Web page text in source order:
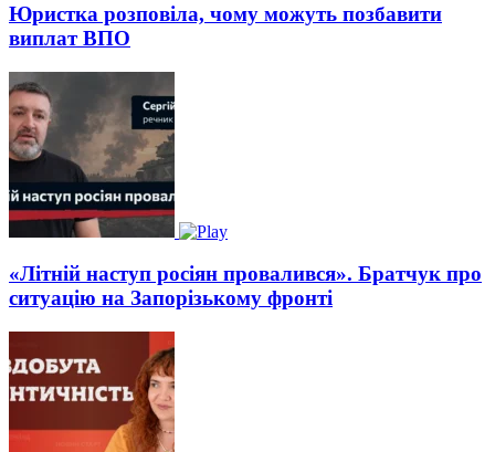
Юристка розповіла, чому можуть позбавити
виплат ВПО
«Літній наступ росіян провалився». Братчук про
ситуацію на Запорізькому фронті